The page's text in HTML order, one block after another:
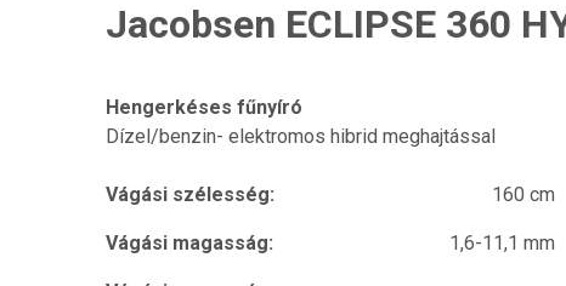
Jacobsen ECLIPSE 360
Hengerkéses fűnyíró
Dízel/benzin- elektromos hibrid meghajtással
Vágási szélesség: 160 cm
Vágási magasság: 1,6-11,1 mm